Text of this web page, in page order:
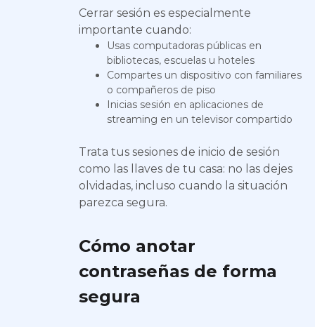
Cerrar sesión es especialmente
importante cuando:
Usas computadoras públicas en
bibliotecas, escuelas u hoteles
Compartes un dispositivo con familiares
o compañeros de piso
Inicias sesión en aplicaciones de
streaming en un televisor compartido
Trata tus sesiones de inicio de sesión
como las llaves de tu casa: no las dejes
olvidadas, incluso cuando la situación
parezca segura.
Cómo anotar
contraseñas de forma
segura